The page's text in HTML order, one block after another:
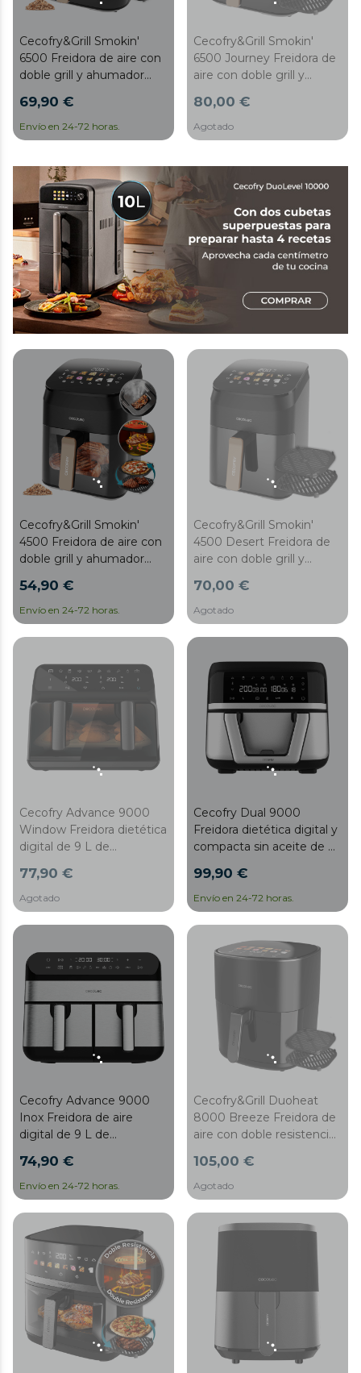
Cecofry&Grill Smokin'
6500 Freidora de aire con
doble grill y ahumador
sabor de parrilla en carnes,
capacidad de 6,5 litros y
potencia de 2200 W para
69,90 €
Envío en 24-72 horas.
Cecofry&Grill Smokin'
6500 Journey Freidora de
aire con doble grill y
perfecto y sabor de parrilla
en carnes, capacidad de
6,5 litros y potencia de
80,00 €
Agotado
Cecofry&Grill Smokin'
4500 Freidora de aire con
doble grill y ahumador
sabor de parrilla en carnes,
capacidad de 4.5 litros y
potencia de 1900 W para
54,90 €
Envío en 24-72 horas.
Cecofry&Grill Smokin'
4500 Desert Freidora de
aire con doble grill y
perfecto y sabor de parrilla
en carnes, capacidad de
4.5 litros y potencia de
saludables.
70,00 €
Agotado
Cecofry Advance 9000
Window Freidora dietética
digital de 9 L de
divisoria móvil,
temperatura dual, ventana
y tecnología PerfectCook.
77,90 €
Agotado
Cecofry Dual 9000
Freidora dietética digital y
compacta sin aceite de 9
tecnología PerfectCook y
pared divisoria móvil para
optar entre dos cestillos
con temperatura dual o
convertirse en una sola
99,90 €
Envío en 24-72 horas.
Cecofry Advance 9000
Inox Freidora de aire
digital de 9 L de
potencia, acabados con
acero inoxidable y con dos
cestillos con temperatura
dual
74,90 €
Envío en 24-72 horas.
Cecofry&Grill Duoheat
8000 Breeze Freidora de
aire con doble resistencia
sabor de parrilla en carnes,
capacidad de 8 litros y
potencia de 2200 W para
platos saludables.
105,00 €
Agotado